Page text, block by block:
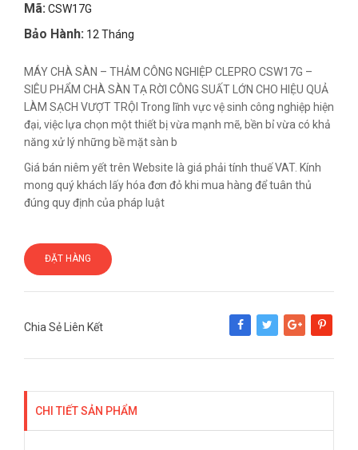
Mã: CSW17G
Bảo Hành: 12 Tháng
MÁY CHÀ SÀN – THẢM CÔNG NGHIỆP CLEPRO CSW17G –
SIÊU PHẨM CHÀ SÀN TẠ RỜI CÔNG SUẤT LỚN CHO HIỆU QUẢ
LÀM SẠCH VƯỢT TRỘI Trong lĩnh vực vệ sinh công nghiệp hiện
đại, việc lựa chọn một thiết bị vừa mạnh mẽ, bền bỉ vừa có khả
năng xử lý những bề mặt sàn b
Giá bán niêm yết trên Website là giá phải tính thuế VAT. Kính
mong quý khách lấy hóa đơn đỏ khi mua hàng để tuân thủ
đúng quy định của pháp luật
ĐẶT HÀNG
Chia Sẻ Liên Kết
Share Tweet Google+Pinterest
CHI TIẾT SẢN PHẨM